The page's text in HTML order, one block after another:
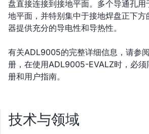
盘直接连接到接地平面。多个导通孔
地平面，并特别集中于接地焊盘正下
器提供充分的导电性和导热性。
有关ADL9005的完整详细信息，请参
册，在使用ADL9005-EVALZ时，必须
册和用户指南。
技术与领域